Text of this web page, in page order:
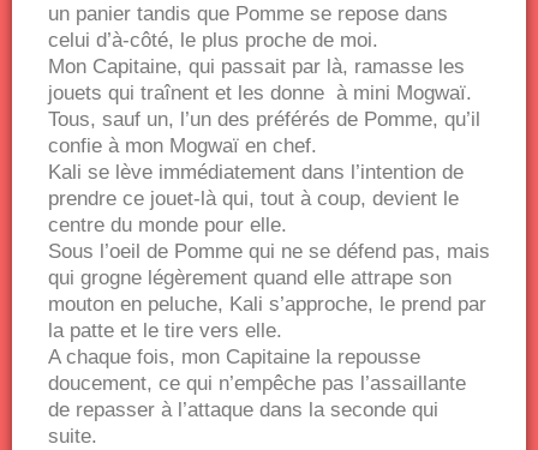
un panier tandis que Pomme se repose dans
celui d’à-côté, le plus proche de moi.
Mon Capitaine, qui passait par là, ramasse les
jouets qui traînent et les donne à mini Mogwaï.
Tous, sauf un, l’un des préférés de Pomme, qu’il
confie à mon Mogwaï en chef.
Kali se lève immédiatement dans l’intention de
prendre ce jouet-là qui, tout à coup, devient le
centre du monde pour elle.
Sous l’oeil de Pomme qui ne se défend pas, mais
qui grogne légèrement quand elle attrape son
mouton en peluche, Kali s’approche, le prend par
la patte et le tire vers elle.
A chaque fois, mon Capitaine la repousse
doucement, ce qui n’empêche pas l’assaillante
de repasser à l’attaque dans la seconde qui
suite.